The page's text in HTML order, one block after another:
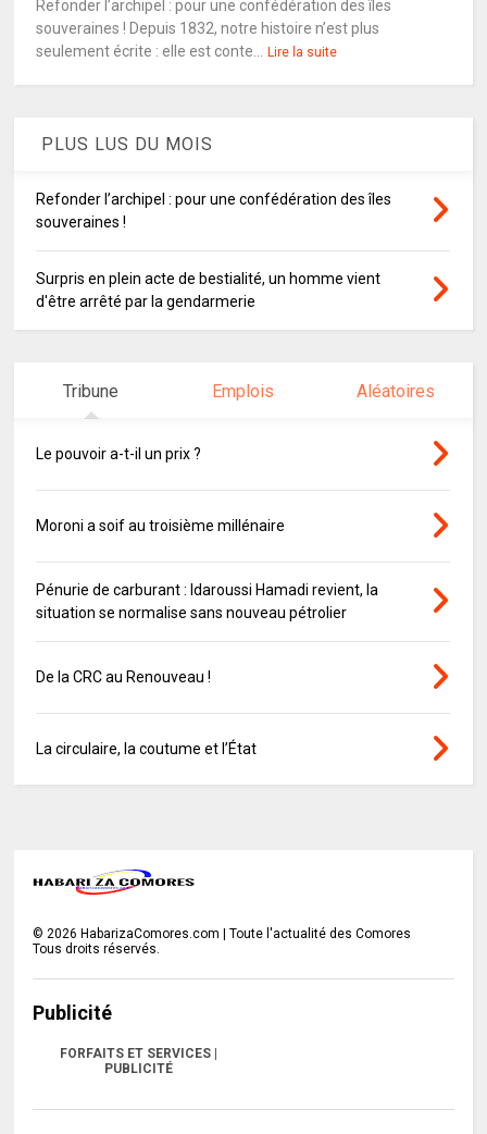
Refonder l’archipel : pour une confédération des îles
souveraines ! Depuis 1832, notre histoire n’est plus
seulement écrite : elle est conte... Lire la suite
PLUS LUS DU MOIS
Refonder l’archipel : pour une confédération des îles
souveraines !
Surpris en plein acte de bestialité, un homme vient
d'être arrêté par la gendarmerie
Tribune Emplois Aléatoires
Le pouvoir a-t-il un prix ?
Moroni a soif au troisième millénaire
Pénurie de carburant : Idaroussi Hamadi revient, la
situation se normalise sans nouveau pétrolier
De la CRC au Renouveau !
La circulaire, la coutume et l’État
© 2026 HabarizaComores.com | Toute l'actualité des Comores
Tous droits réservés.
Publicité
FORFAITS ET SERVICES |
PUBLICITÉ